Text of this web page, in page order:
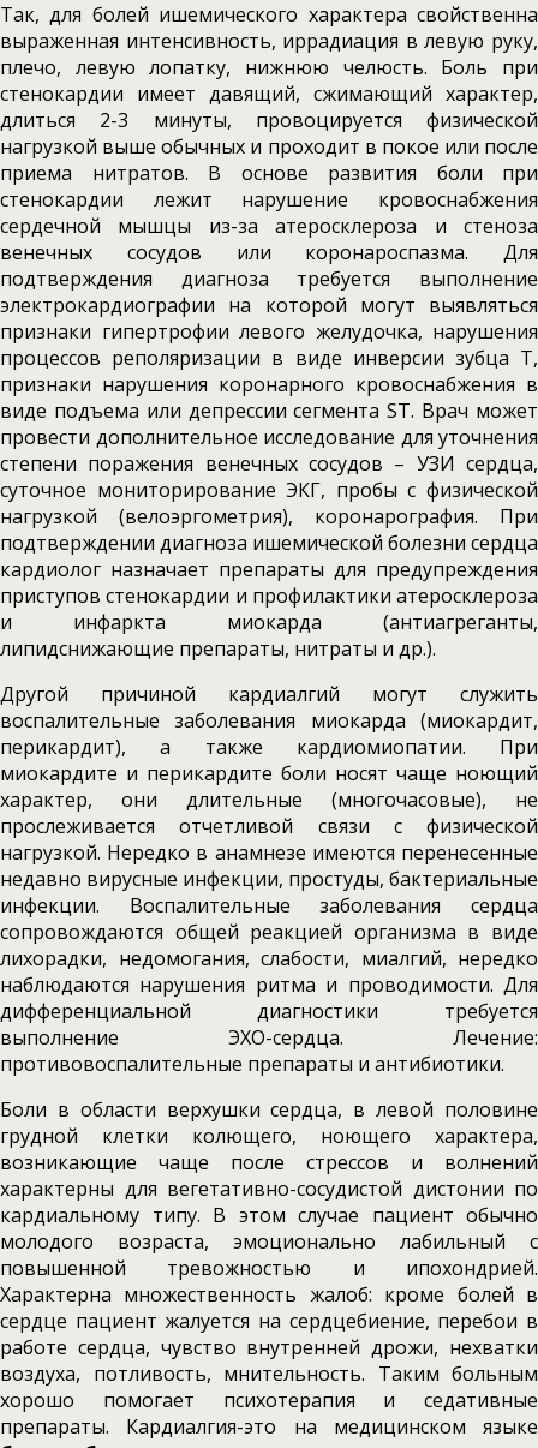
Так, для болей ишемического характера свойственна
выраженная интенсивность, иррадиация в левую руку,
плечо, левую лопатку, нижнюю челюсть. Боль при
стенокардии имеет давящий, сжимающий характер,
длиться 2-3 минуты, провоцируется физической
нагрузкой выше обычных и проходит в покое или после
приема нитратов. В основе развития боли при
стенокардии лежит нарушение кровоснабжения
сердечной мышцы из-за атеросклероза и стеноза
венечных сосудов или коронароспазма. Для
подтверждения диагноза требуется выполнение
электрокардиографии на которой могут выявляться
признаки гипертрофии левого желудочка, нарушения
процессов реполяризации в виде инверсии зубца Т,
признаки нарушения коронарного кровоснабжения в
виде подъема или депрессии сегмента SТ. Врач может
провести дополнительное исследование для уточнения
степени поражения венечных сосудов – УЗИ сердца,
суточное мониторирование ЭКГ, пробы с физической
нагрузкой (велоэргометрия), коронарография. При
подтверждении диагноза ишемической болезни сердца
кардиолог назначает препараты для предупреждения
приступов стенокардии и профилактики атеросклероза
и инфаркта миокарда (антиагреганты,
липидснижающие препараты, нитраты и др.).
Другой причиной кардиалгий могут служить
воспалительные заболевания миокарда (миокардит,
перикардит), а также кардиомиопатии. При
миокардите и перикардите боли носят чаще ноющий
характер, они длительные (многочасовые), не
прослеживается отчетливой связи с физической
нагрузкой. Нередко в анамнезе имеются перенесенные
недавно вирусные инфекции, простуды, бактериальные
инфекции. Воспалительные заболевания сердца
сопровождаются общей реакцией организма в виде
лихорадки, недомогания, слабости, миалгий, нередко
наблюдаются нарушения ритма и проводимости. Для
дифференциальной диагностики требуется
выполнение ЭХО-сердца. Лечение:
противовоспалительные препараты и антибиотики.
Боли в области верхушки сердца, в левой половине
грудной клетки колющего, ноющего характера,
возникающие чаще после стрессов и волнений
характерны для вегетативно-сосудистой дистонии по
кардиальному типу. В этом случае пациент обычно
молодого возраста, эмоционально лабильный с
повышенной тревожностью и ипохондрией.
Характерна множественность жалоб: кроме болей в
сердце пациент жалуется на сердцебиение, перебои в
работе сердца, чувство внутренней дрожи, нехватки
воздуха, потливость, мнительность. Таким больным
хорошо помогает психотерапия и седативные
препараты. Кардиалгия-это на медицинском языке